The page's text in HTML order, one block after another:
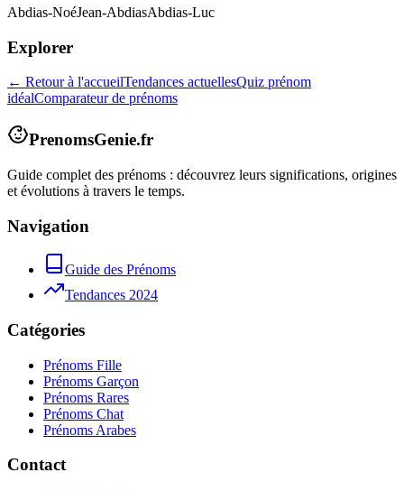
Abdias-NoéJean-AbdiasAbdias-Luc
Explorer
← Retour à l'accueilTendances actuellesQuiz prénom
idéalComparateur de prénoms
PrenomsGenie.fr
Guide complet des prénoms : découvrez leurs significations, origines
et évolutions à travers le temps.
Navigation
Guide des Prénoms
Tendances 2024
Catégories
Prénoms Fille
Prénoms Garçon
Prénoms Rares
Prénoms Chat
Prénoms Arabes
Contact